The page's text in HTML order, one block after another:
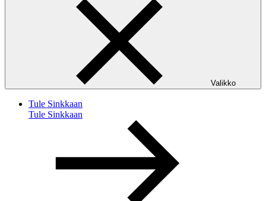
Valikko
Tule Sinkkaan
Tule Sinkkaan